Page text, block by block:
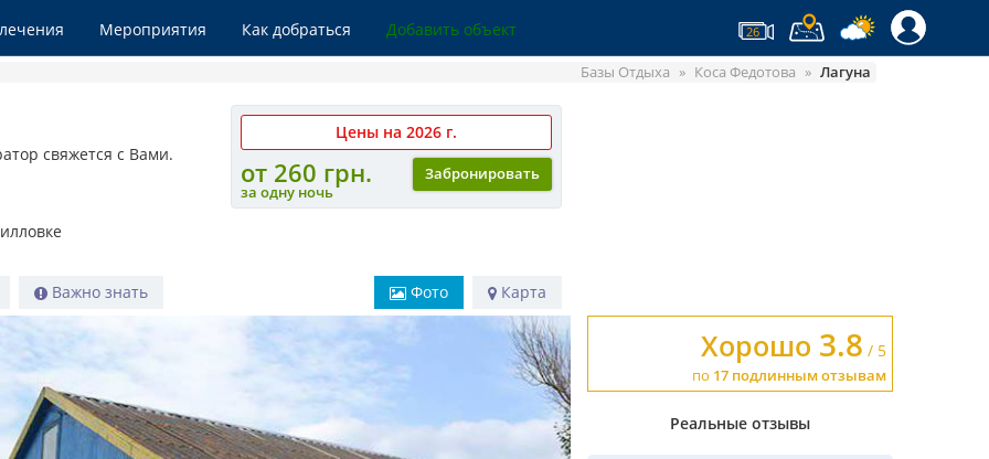
Мероприятия Как добраться Добавить объект 26
Базы Отдыха Коса Федотова Лагуна
свяжется с Вами.
Цены на 2026 г.
Забронировать
от 260 грн.
за одну ночь
Важно знать Фото Карта
Хорошо 3.8 / 5
по 17 подлинным отзывам
Реальные отзывы